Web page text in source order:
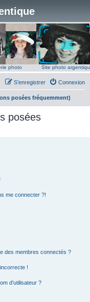
photo Site photo
Connexion
S’enregistrer
posées fréquemment)
posées
me connecter ?!
des membres connectés ?
!
d’utilisateur ?